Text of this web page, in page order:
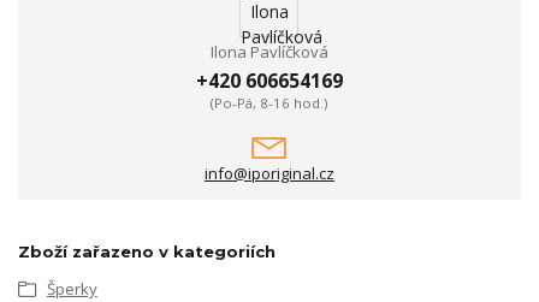
Ilona Pavlíčková
+420 606654169
(Po-Pá, 8-16 hod.)
info@iporiginal.cz
Zboží zařazeno v kategoriích
Šperky